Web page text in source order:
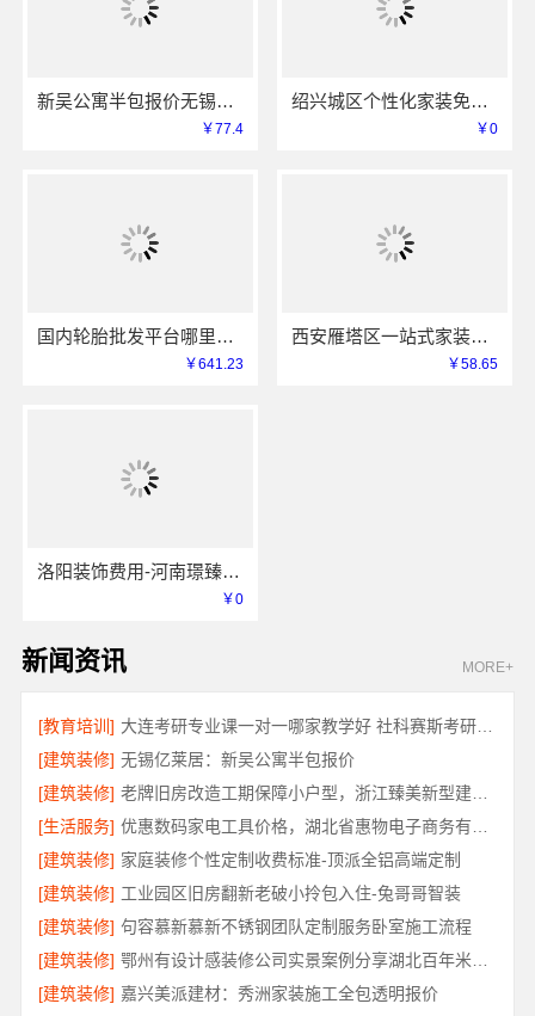
新吴公寓半包报价无锡亿莱居装饰工程材料有限公司
￥77.4
绍兴城区个性化家装免费上门量房，绍兴卓鑫装饰材料有限公司
￥0
国内轮胎批发平台哪里买？首选湖北省腾冠畅实业贸易有限公司
￥641.23
西安雁塔区一站式家装设计刚需房售后完善-居安天成
￥58.65
洛阳装饰费用-河南璟臻环保建材有限公司透明报价
￥0
新闻资讯 MORE+
[教育培训]
大连考研专业课一对一哪家教学好 社科赛斯考研为备考量身定制
[建筑装修] 无锡亿莱居：新吴公寓半包报价
[建筑装修]
老牌旧房改造工期保障小户型，浙江臻美新型建材有限公司守信
[生活服务]
[建筑装修] 家庭装修个性定制收费标准-顶派全铝高端定制
[建筑装修] 工业园区旧房翻新老破小拎包入住-兔哥哥智装
[建筑装修] 句容慕新慕新不锈钢团队定制服务卧室施工流程
[建筑装修]
鄂州有设计感装修公司实景案例分享湖北百年米莱空间美学装饰材料有限公司
[建筑装修] 嘉兴美派建材：秀洲家装施工全包透明报价